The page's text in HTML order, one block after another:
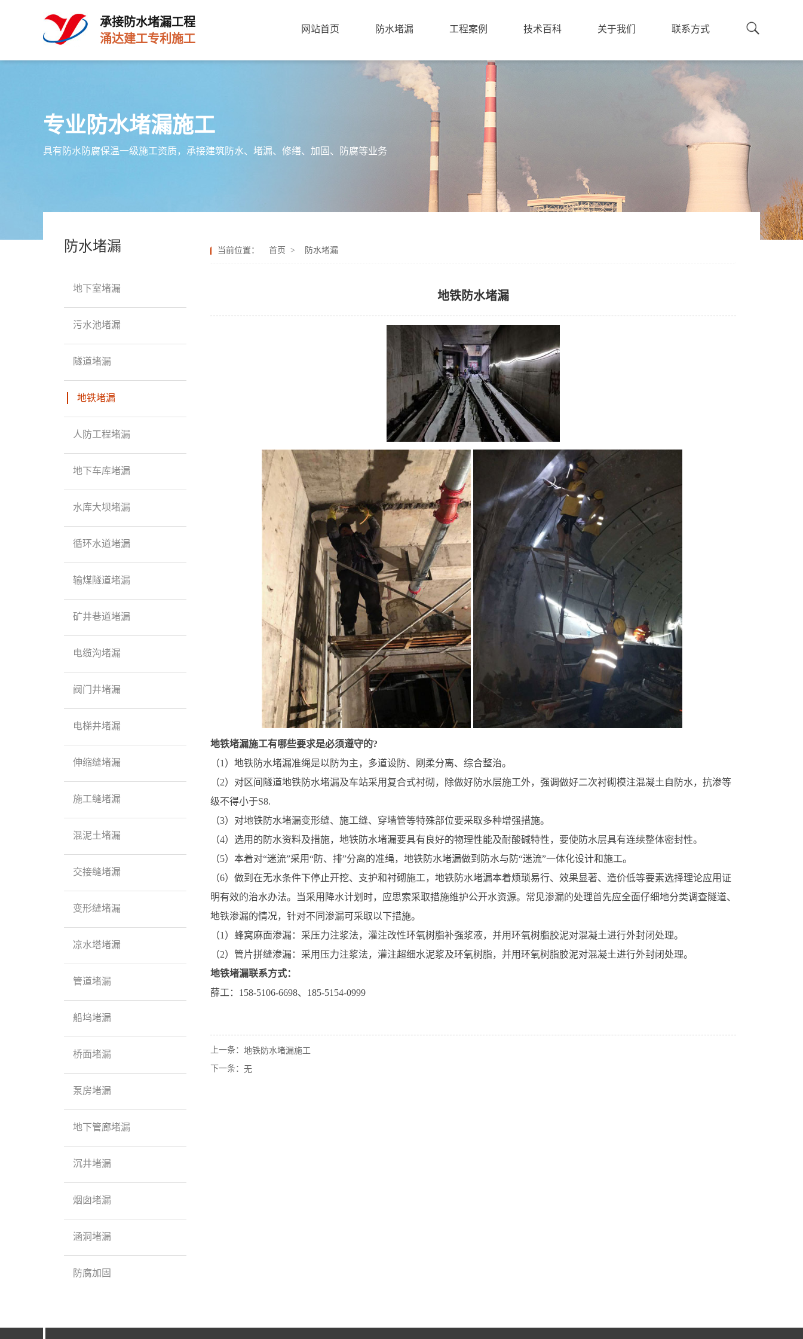
承接防水堵漏工程
涌达建工专利施工
网站首页 防水堵漏 工程案例 技术百科 关于我们 联系方式
专业防水堵漏施工
具有防水防腐保温一级施工资质，承接建筑防水、堵漏、修缮、加固、防腐等业务
防水堵漏
地下室堵漏
污水池堵漏
隧道堵漏
地铁堵漏
人防工程堵漏
地下车库堵漏
水库大坝堵漏
循环水道堵漏
输煤隧道堵漏
矿井巷道堵漏
电缆沟堵漏
阀门井堵漏
电梯井堵漏
伸缩缝堵漏
施工缝堵漏
混泥土堵漏
交接缝堵漏
变形缝堵漏
凉水塔堵漏
管道堵漏
船坞堵漏
桥面堵漏
泵房堵漏
地下管廊堵漏
沉井堵漏
烟囱堵漏
涵洞堵漏
防腐加固
当前位置： 首页 > 防水堵漏
地铁防水堵漏
地铁堵漏施工有哪些要求是必须遵守的?
（1）地铁防水堵漏准绳是以防为主，多道设防、刚柔分离、综合整治。
（2）对区间隧道地铁防水堵漏及车站采用复合式衬砌，除做好防水层施工外，强调做好二次衬砌模注混凝土自防水，抗渗等
级不得小于S8.
（3）对地铁防水堵漏变形缝、施工缝、穿墙管等特殊部位要采取多种增强措施。
（4）选用的防水资料及措施，地铁防水堵漏要具有良好的物理性能及耐酸碱特性，要使防水层具有连续整体密封性。
（5）本着对“迷流”采用“防、排”分离的准绳，地铁防水堵漏做到防水与防“迷流”一体化设计和施工。
（6）做到在无水条件下停止开挖、支护和衬砌施工，地铁防水堵漏本着烦琐易行、效果显著、造价低等要素选择理论应用证
明有效的治水办法。当采用降水计划时，应思索采取措施维护公开水资源。常见渗漏的处理首先应全面仔细地分类调查隧道、
地铁渗漏的情况，针对不同渗漏可采取以下措施。
（1）蜂窝麻面渗漏：采压力注浆法，灌注改性环氧树脂补强浆液，并用环氧树脂胶泥对混凝土进行外封闭处理。
（2）管片拼缝渗漏：采用压力注浆法，灌注超细水泥浆及环氧树脂，并用环氧树脂胶泥对混凝土进行外封闭处理。
地铁堵漏联系方式：
薛工：158-5106-6698、185-5154-0999
上一条： 地铁防水堵漏施工
下一条： 无